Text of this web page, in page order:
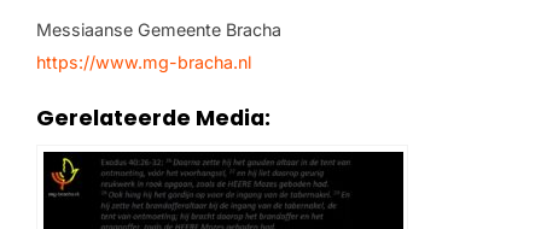
Messiaanse Gemeente Bracha
https://www.mg-bracha.nl
Gerelateerde Media: